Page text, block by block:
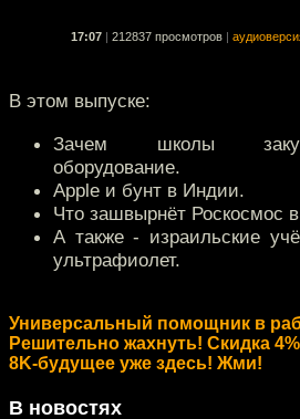
17:07 212837 просмотров
В этом выпуске:
Зачем школы
оборудование.
Apple и бунт в Индии.
Что зашвырнёт Роскосмос
А также - израильские
ультрафиолет.
Универсальный помощник в
Решительно жахнуть! Скидка
8K-будущее уже здесь! Жми!
В новостях